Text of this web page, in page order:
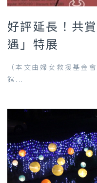
好評延長！共
遇」特展
（本文由婦女救援基金
館...